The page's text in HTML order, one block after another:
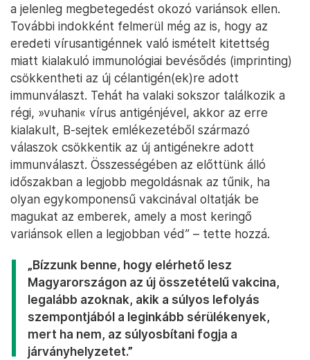
a jelenleg megbetegedést okozó variánsok ellen.
További indokként felmerül még az is, hogy az
eredeti vírusantigénnek való ismételt kitettség
miatt kialakuló immunológiai bevésődés (imprinting)
csökkentheti az új célantigén(ek)re adott
immunválaszt. Tehát ha valaki sokszor találkozik a
régi, »vuhani« vírus antigénjével, akkor az erre
kialakult, B-sejtek emlékezetéből származó
válaszok csökkentik az új antigénekre adott
immunválaszt. Összességében az előttünk álló
időszakban a legjobb megoldásnak az tűnik, ha
olyan egykomponensű vakcinával oltatják be
magukat az emberek, amely a most keringő
variánsok ellen a legjobban véd” – tette hozzá.
„Bízzunk benne, hogy elérhető lesz
Magyarországon az új összetételű vakcina,
legalább azoknak, akik a súlyos lefolyás
szempontjából a leginkább sérülékenyek,
mert ha nem, az súlyosbítani fogja a
járványhelyzetet.”